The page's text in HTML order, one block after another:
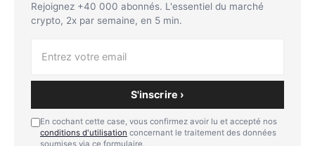
Rejoignez +40 000 abonnés. L'essentiel du marché
crypto, 2x par semaine, en 5 min.
S'inscrire ›
En cochant cette case, vous confirmez avoir lu et accepté nos
conditions d'utilisation concernant le traitement des données
soumises via ce formulaire.